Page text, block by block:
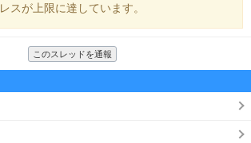
レスが上限に達しています。
このスレッドを通報